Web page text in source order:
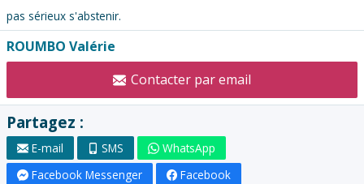
pas sérieux s'abstenir.
Contacter
l'annonceur
ROUMBO Valérie
Contacter par email
Partagez :
E-mail SMS
WhatsApp
Facebook Messenger
Facebook